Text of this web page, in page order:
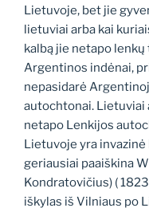
Lietuvoje, bet jie
lietuviai arba kai
kalbą jie netapo
Argentinos indėnai,
nepasidarė
autochtonai. Lietuviai
netapo Lenkijos
Lietuvoje yra invazinė
geriausiai paaiškina
Kondratovičius) (
iškylas iš Vilniaus po